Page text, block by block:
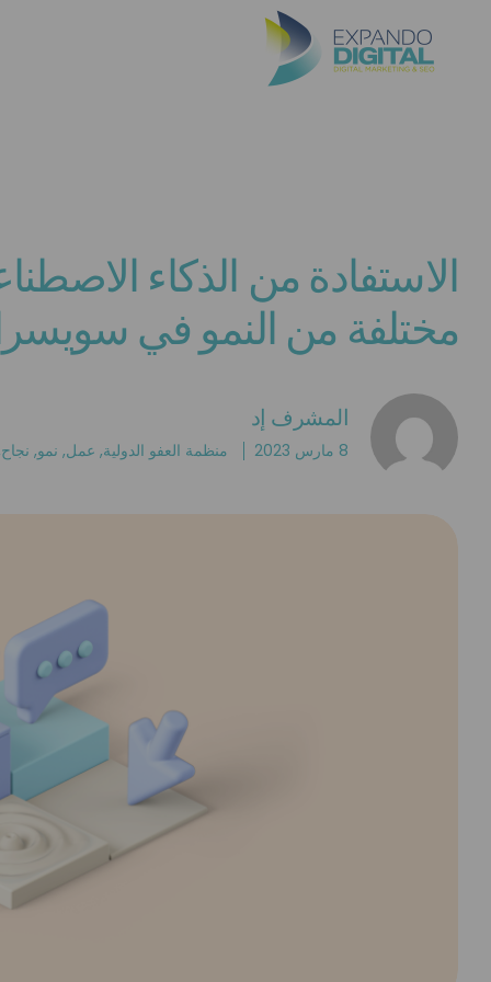
الاستفادة من الذكاء
مختلفة من النمو في
المشرف إد
8 مارس 2023 منظمة العفو الدولية, عمل, نمو, نجاح